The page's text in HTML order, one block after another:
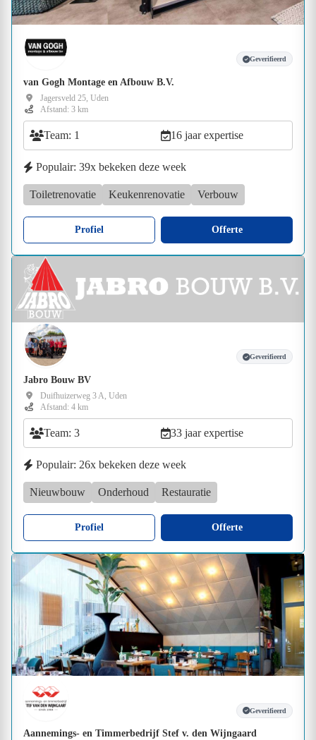
Geverifieerd
van Gogh Montage en Afbouw B.V.
Jagersveld 25, Uden
Afstand: 3 km
Team: 1 16 jaar expertise
Populair: 39x bekeken deze week
Toiletrenovatie Keukenrenovatie Verbouw
Profiel Offerte
Geverifieerd
Jabro Bouw BV
Duifhuizerweg 3 A, Uden
Afstand: 4 km
Team: 3 33 jaar expertise
Populair: 26x bekeken deze week
Nieuwbouw Onderhoud Restauratie
Profiel Offerte
Geverifieerd
Aannemings- en Timmerbedrijf Stef v. den Wijngaard